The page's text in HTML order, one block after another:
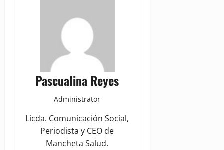
Pascualina Reyes
Administrator
Licda. Comunicación Social,
Periodista y CEO de
Mancheta Salud.